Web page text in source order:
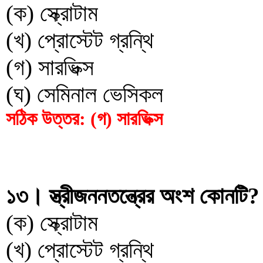
(ক) স্ক্রোটাম
(খ) প্রোস্টেট গ্রন্থি
(গ) সারভিক্স
(ঘ) সেমিনাল ভেসিকল
সঠিক উত্তর: (গ) সারভিক্স
১৩। স্ত্রীজননতন্ত্রের অংশ
(ক) স্ক্রোটাম
(খ) প্রোস্টেট গ্রন্থি